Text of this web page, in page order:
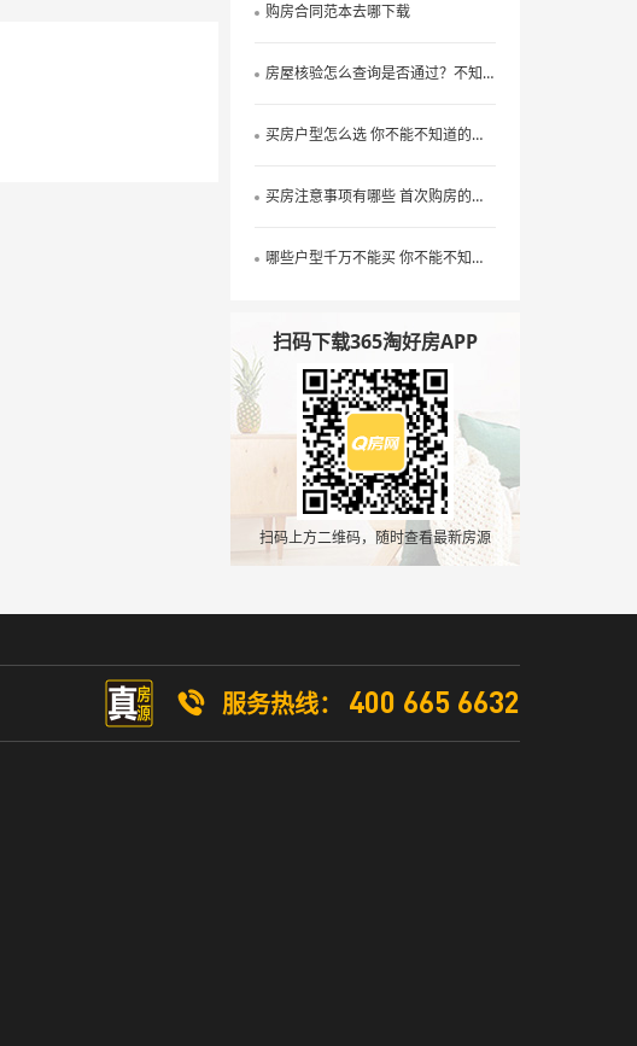
购房合同范本去哪下载
房屋核验怎么查询是否通过？不知道的看过来
买房户型怎么选 你不能不知道的户型选择技巧
买房注意事项有哪些 首次购房的看过来
哪些户型千万不能买 你不能不知道的选房户型禁忌
扫码下载365淘好房APP
扫码上方二维码，随时查看最新房源
 服务热线： 400 665 6632